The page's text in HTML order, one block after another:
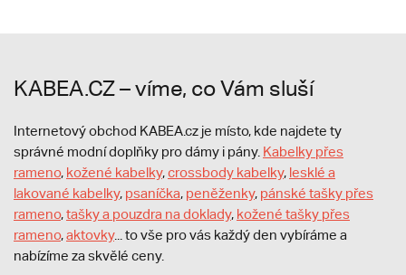
KABEA.CZ – víme, co Vám sluší
Internetový obchod KABEA.cz je místo, kde najdete ty
správné modní doplňky pro dámy i pány. Kabelky přes
rameno, kožené kabelky,crossbody kabelky, lesklé a
lakované kabelky, psaníčka, peněženky, pánské tašky přes
rameno,tašky a pouzdra na doklady, kožené tašky přes
rameno,aktovky... to vše pro vás každý den vybíráme a
nabízíme za skvělé ceny.